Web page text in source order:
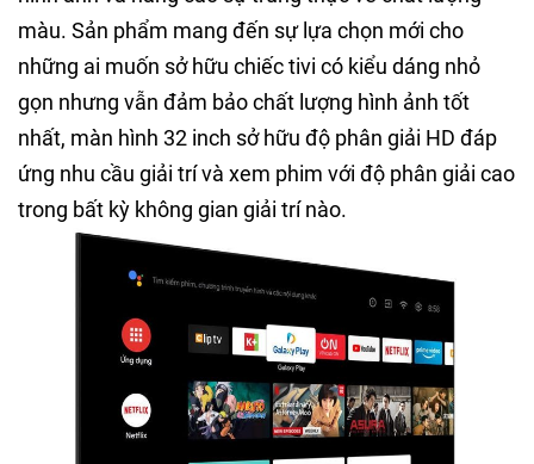
màu. Sản phẩm mang đến sự lựa chọn mới cho
những ai muốn sở hữu chiếc tivi có kiểu dáng nhỏ
gọn nhưng vẫn đảm bảo chất lượng hình ảnh tốt
nhất, màn hình 32 inch sở hữu độ phân giải HD đáp
ứng nhu cầu giải trí và xem phim với độ phân giải cao
trong bất kỳ không gian giải trí nào.